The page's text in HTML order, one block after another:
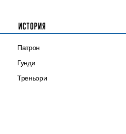
ИСТОРИЯ
Патрон
Гунди
Треньори